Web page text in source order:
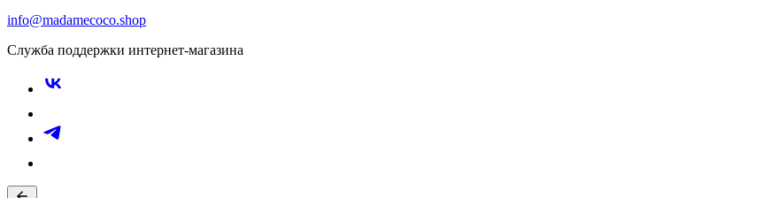
info@madamecoco.shop
Служба поддержки интернет-магазина